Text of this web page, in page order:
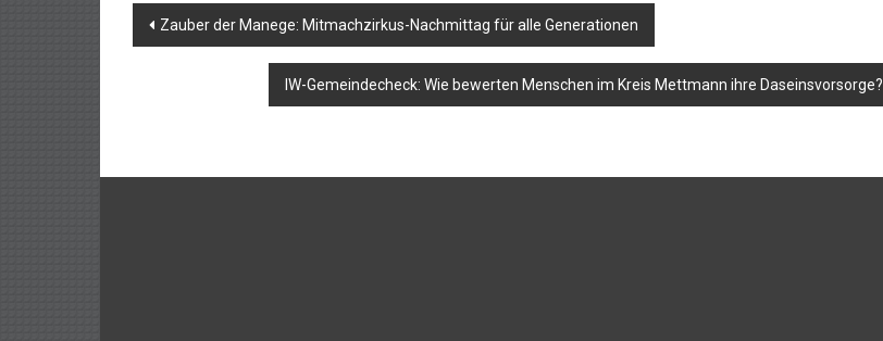
Beitragsnavigation
Zauber der Manege: Mitmachzirkus-Nachmittag für alle Generationen
IW-Gemeindecheck: Wie bewerten Menschen im Kreis Mettmann ihre Daseinsvorsorge?